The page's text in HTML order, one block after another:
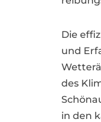
Die
und
des
in den